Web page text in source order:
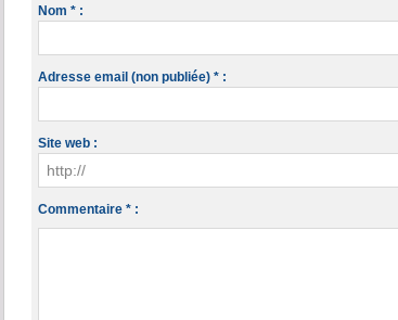
Nom * :
Adresse email (non publiée) * :
Site web :
Commentaire * :